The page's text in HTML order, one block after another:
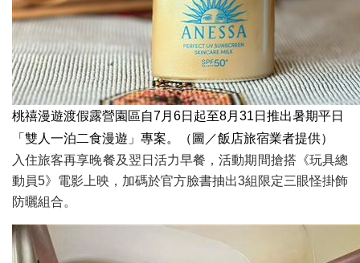
桃禧漫遊渡假露營園區自7月6日起至8月31日推出暑期平日
「雙人一泊二食漫遊」專案。（圖／飯店旅宿業者提供）
入住旅客再享晚餐及翌日活力早餐，活動期間搶搭《玩具總
動員5》電影上映，加碼於官方臉書抽出3組限定三眼怪掛飾
防曬組合。